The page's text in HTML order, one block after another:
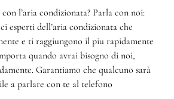
l’aria condizionata? Parla con noi:
esperti dell’aria condizionata che
e ti raggiungono il piu rapidamente
quando avrai bisogno di noi,
Garantiamo che qualcuno sarà
a parlare con te al telefono